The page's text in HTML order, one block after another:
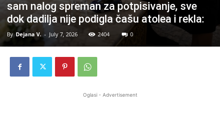
sam nalog spreman za potpisivanje, sve
dok dadilja nije podigla čašu atolea i rekla:
By Dejana V. - July 7, 2026 2404 0
Oglasi - Advertisement